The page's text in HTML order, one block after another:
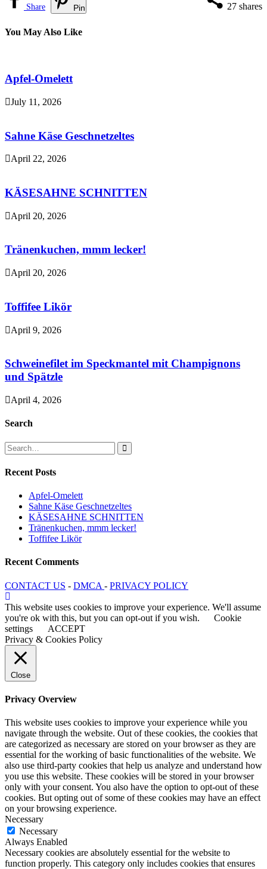
27 shares
Share Pin
You May Also Like
Apfel-Omelett
July 11, 2026
Sahne Käse Geschnetzeltes
April 22, 2026
KÄSESAHNE SCHNITTEN
April 20, 2026
Tränenkuchen, mmm lecker!
April 20, 2026
Toffifee Likör
April 9, 2026
Schweinefilet im Speckmantel mit Champignons
und Spätzle
April 4, 2026
Search
Recent Posts
Apfel-Omelett
Sahne Käse Geschnetzeltes
KÄSESAHNE SCHNITTEN
Tränenkuchen, mmm lecker!
Toffifee Likör
Recent Comments
CONTACT US - DMCA - PRIVACY POLICY
This website uses cookies to improve your experience. We'll assume
you're ok with this, but you can opt-out if you wish.
Cookie
settings
ACCEPT
Privacy & Cookies Policy
Close
Privacy Overview
This website uses cookies to improve your experience while you
navigate through the website. Out of these cookies, the cookies that
are categorized as necessary are stored on your browser as they are
essential for the working of basic functionalities of the website. We
also use third-party cookies that help us analyze and understand how
you use this website. These cookies will be stored in your browser
only with your consent. You also have the option to opt-out of these
cookies. But opting out of some of these cookies may have an effect
on your browsing experience.
Necessary
Necessary
Always Enabled
Necessary cookies are absolutely essential for the website to
function properly. This category only includes cookies that ensures